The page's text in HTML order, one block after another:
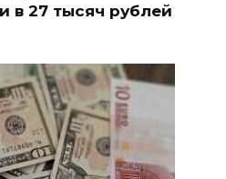
в 27 тысяч рублей